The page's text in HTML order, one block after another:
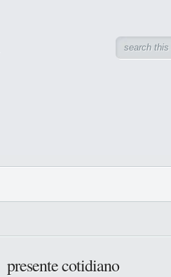
presente cotidiano